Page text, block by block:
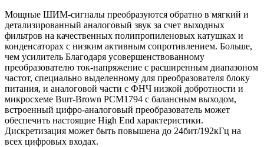
Мощные ШИМ-сигналы преобразуются обратно в мягкий и
детализированный аналоговый звук за счет выходных
фильтров на качественных полипропиленовых катушках и
конденсаторах с низким активным сопротивлением. Больше,
чем усилитель Благодаря усовершенствованному
преобразователю ток-напряжение с расширенным диапазоном
частот, специально выделенному для преобразователя блоку
питания, и аналоговой части с ФНЧ низкой добротности и
микросхеме Burr-Brown PCM1794 с балансным выходом,
встроенный цифро-аналоговый преобразователь может
обеспечить настоящие High End характеристики.
Дискретизация может быть повышена до 24бит/192кГц на
всех цифровых входах.